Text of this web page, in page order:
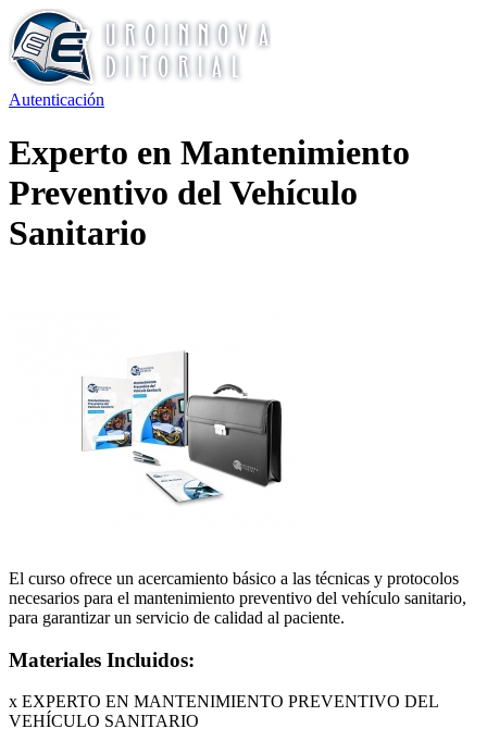
Autenticación
Experto en Mantenimiento
Preventivo del Vehículo
Sanitario
El curso ofrece un acercamiento básico a las técnicas y protocolos
necesarios para el mantenimiento preventivo del vehículo sanitario,
para garantizar un servicio de calidad al paciente.
Materiales Incluidos:
x EXPERTO EN MANTENIMIENTO PREVENTIVO DEL
VEHÍCULO SANITARIO